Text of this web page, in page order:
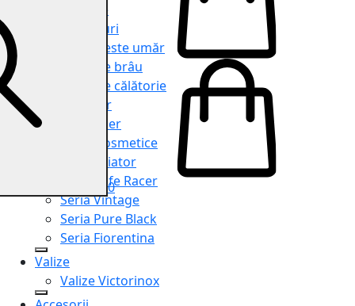
Serviete
Rucsacuri
Genți peste umăr
Genți de brâu
Genți de călătorie
Shopper
Organiser
Truse cosmetice
Seria Aviator
Seria Cafe Racer
Seria Vintage
Seria Pure Black
Seria Fiorentina
Valize
Valize Victorinox
0